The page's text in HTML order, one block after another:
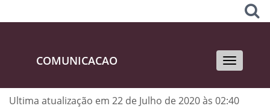
Toggle
COMUNICACAO
Ultima atualização em 22 de Julho de 2020 às 02:40